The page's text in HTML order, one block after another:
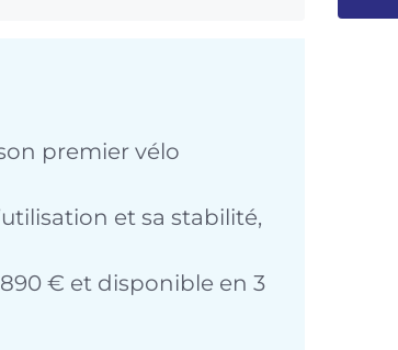
premier vélo
et sa stabilité,
€ et disponible en 3